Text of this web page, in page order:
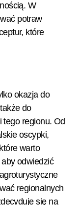
W
potraw
które
okazja do
do
tego regionu. Od
oscypki,
warto
odwiedzić
regionalnych
się na